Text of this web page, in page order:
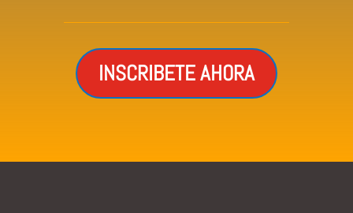
INSCRIBETE AHORA